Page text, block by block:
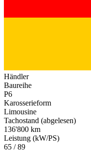
Händler
Baureihe
P6
Karosserieform
Limousine
Tachostand (abgelesen)
136'800 km
Leistung (kW/PS)
65 / 89